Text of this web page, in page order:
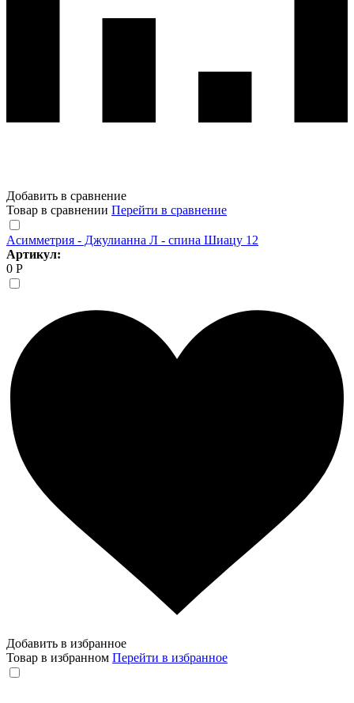
Добавить в сравнение
Товар в сравнении Перейти в сравнение
Асимметрия - Джулианна Л - спина Шиацу 12
Артикул:
0 Р
Добавить в избранное
Товар в избранном Перейти в избранное